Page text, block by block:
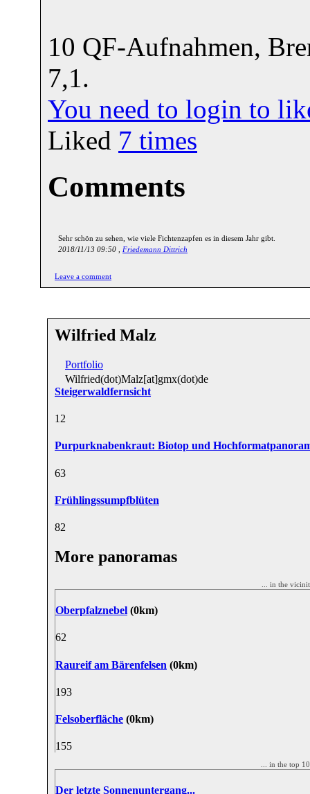
10 QF-Aufnahmen,
7,1.
You need to login to
Liked 7 times
Comments
Sehr schön zu sehen, wie viele Fichtenzapfen es in diesem Jahr gibt.
2018/11/13 09:50 , Friedemann Dittrich
Leave a comment
Wilfried Malz
Portfolio
Wilfried(dot)Malz[at]gmx(dot)de
Steigerwaldfernsicht
1 2
Purpurknabenkraut: Biotop und
63
Frühlingssumpfblüten
82
More panoramas
... in the
Oberpfalznebel (0km)
62
Raureif am Bärenfelsen (0km)
193
Felsoberfläche (0km)
155
... in the top
Der letzte Sonnenuntergang...